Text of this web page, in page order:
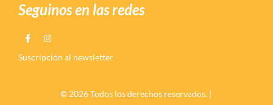
Seguinos en las redes
Suscripción al newsletter
© 2026 Todos los derechos reservados. |